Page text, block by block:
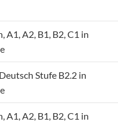
A1, A2, B1, B2, C1 in
Stufe B2.2 in
A1, A2, B1, B2, C1 in